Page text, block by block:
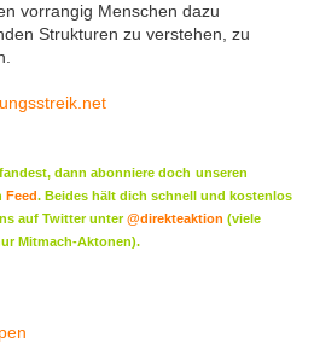
vorrangig Menschen dazu
Strukturen zu verstehen, zu
dann abonniere doch unseren
Feed. Beides hält dich schnell und kostenlos
auf Twitter unter@direkteaktion (viele
Mitmach-Aktonen).